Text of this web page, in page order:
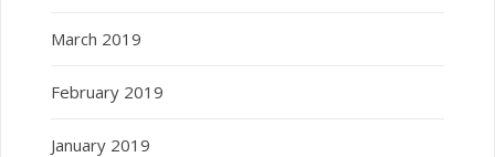
March 2019
February 2019
January 2019